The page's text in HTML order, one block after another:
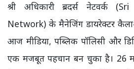
श्री अधिकारी ब्रदर्स नेटवर्क
Network) के मैनेजिंग डायरेक्टर
आज मीडिया, पब्लिक पॉलिसी और
एक मजबूत पहचान बन चुका है। 26